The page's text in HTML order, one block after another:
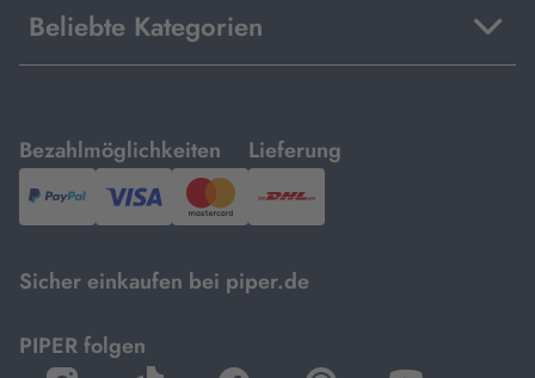
Beliebte Kategorien
Bezahlmöglichkeiten
mit
PayPal,Visa
und
Lieferung
mit
DHL.
Sicher einkaufen bei piper.de
PIPER folgen